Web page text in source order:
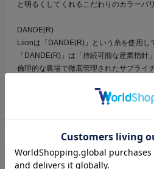
と明るくしてくれるこだわりのカラーバ
DANDE(R)
Liionは「DANDE(R)」という糸を使用し
「DANDE(R)」は「持続可能な産業指針
倫理的な農場で徹底管理されたサプライ
ることなく刈り取られる貴重な"キッドモ
【お手入れ】
・アイロン低～中温